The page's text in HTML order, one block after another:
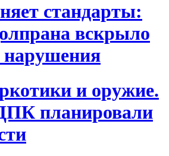
стандарты:
вскрыло
нарушения
и оружие.
планировали